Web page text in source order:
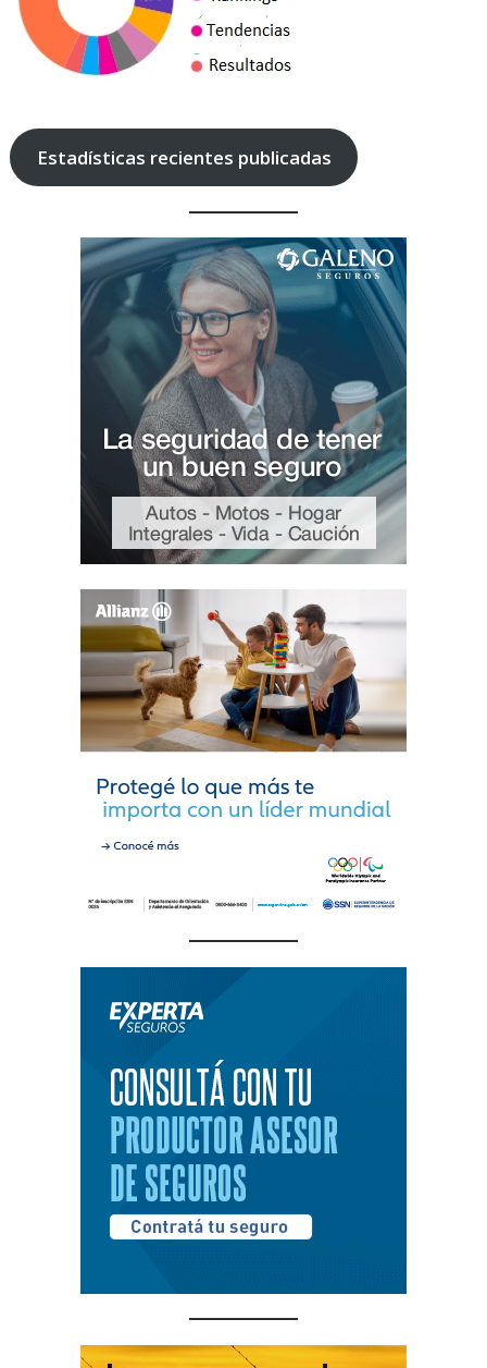
Estadísticas recientes publicadas